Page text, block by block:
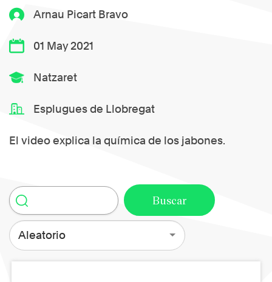
Arnau Picart Bravo
01 May 2021
Natzaret
Esplugues de Llobregat
El video explica la química de los jabones.
Aleatorio